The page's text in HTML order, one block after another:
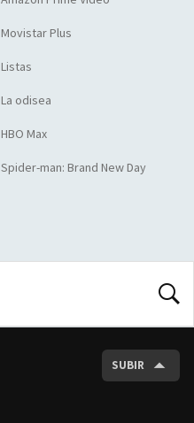
Movistar Plus
Listas
La odisea
HBO Max
Spider-man: Brand New Day
SUBIR